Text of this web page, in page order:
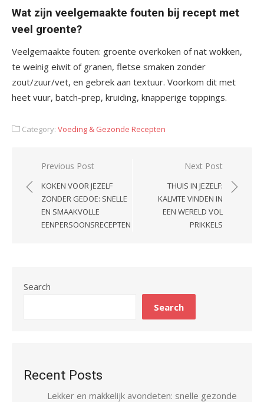
Wat zijn veelgemaakte fouten bij recept met
veel groente?
Veelgemaakte fouten: groente overkoken of nat wokken,
te weinig eiwit of granen, fletse smaken zonder
zout/zuur/vet, en gebrek aan textuur. Voorkom dit met
heet vuur, batch-prep, kruiding, knapperige toppings.
Category: Voeding & Gezonde Recepten
Post
navigation
Previous Post
KOKEN VOOR JEZELF
ZONDER GEDOE: SNELLE
EN SMAAKVOLLE
EENPERSOONSRECEPTEN
Next Post
THUIS IN JEZELF:
KALMTE VINDEN IN
EEN WERELD VOL
PRIKKELS
Search
Search
Recent Posts
Lekker en makkelijk avondeten: snelle gezonde